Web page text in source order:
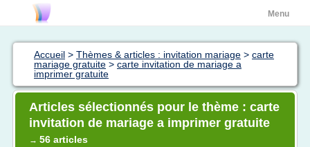
Menu
Accueil > Thèmes & articles : invitation mariage > carte
mariage gratuite > carte invitation de mariage a
imprimer gratuite
Articles sélectionnés pour le thème : carte
invitation de mariage a imprimer gratuite
→ 56 articles